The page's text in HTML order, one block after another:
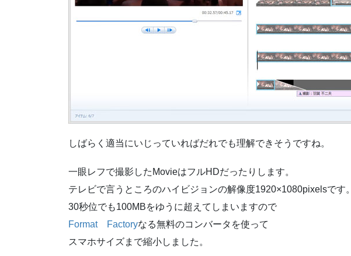
しばらく適当にいじっていればだれでも理解できそうですね。
一眼レフで撮影したMovieはフルHDだったりします。
テレビで言うところのハイビジョンの解像度1920×1080pixelsです。
30秒位でも100MBをゆうに超えてしまいますので
Format Factoryなる無料のコンバータを使って
スマホサイズまで縮小しました。